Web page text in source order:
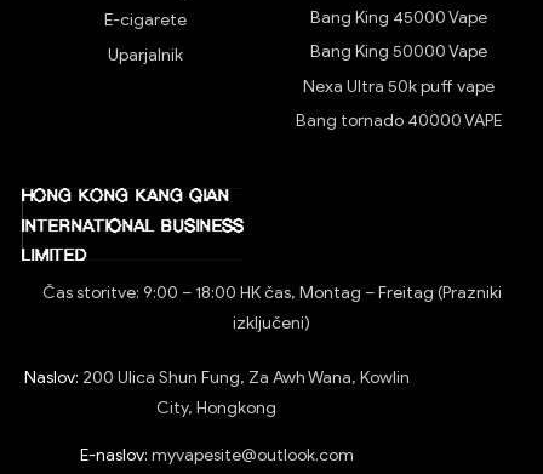
E-cigarete
Uparjalnik
Bang King 45000 Vape
Bang King 50000 Vape
Nexa Ultra 50k puff vape
Bang tornado 40000 VAPE
Čas storitve: 9:00 – 18:00 HK čas, Montag – Freitag (Prazniki
izključeni)
Naslov: 200 Ulica Shun Fung, Za Awh Wana, Kowlin
City, Hongkong
E-naslov: myvapesite@outlook.com